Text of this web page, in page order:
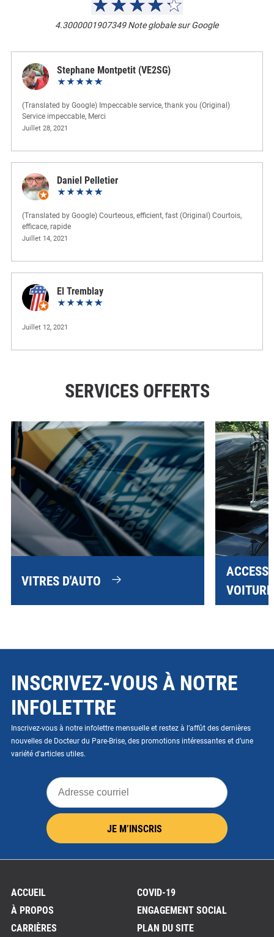
4.3000001907349 Note globale sur Google
Stephane Montpetit (VE2SG)
(Translated by Google) Impeccable service, thank you (Original)
Service impeccable, Merci
Juillet 28, 2021
Daniel Pelletier
(Translated by Google) Courteous, efficient, fast (Original) Courtois,
efficace, rapide
Juillet 14, 2021
El Tremblay
Juillet 12, 2021
SERVICES OFFERTS
VITRES D'AUTO
INSCRIVEZ-VOUS À NOTRE
INFOLETTRE
Inscrivez-vous à notre infolettre mensuelle et restez à l’affût des dernières
nouvelles de Docteur du Pare-Brise, des promotions intéressantes et d’une
variété d'articles utiles.
Adresse
courriel
JE M’INSCRIS
ACCUEIL
À PROPOS
CARRIÈRES
COVID-19
ENGAGEMENT SOCIAL
PLAN DU SITE